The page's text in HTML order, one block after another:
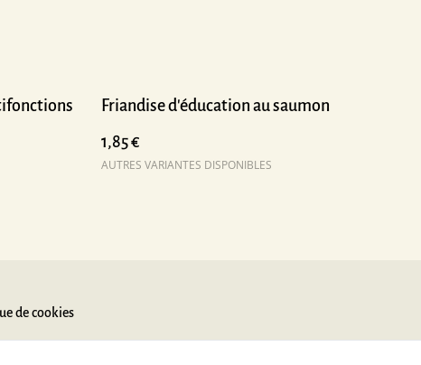
Friandise d'éducation au saumon
1,85 €
AUTRES VARIANTES DISPONIBLES
de cookies